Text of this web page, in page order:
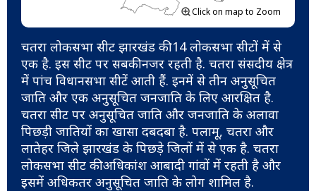
Click on map to Zoom
चतरा लोकसभा सीट झारखंड की 14 लोकसभा सीटों में से
एक है. इस सीट पर सबकी नजर रहती है. चतरा संसदीय क्षेत्र
में पांच विधानसभा सीटें आती हैं. इनमें से तीन अनुसूचित
जाति और एक अनुसूचित जनजाति के लिए आरक्षित है.
चतरा सीट पर अनुसूचित जाति और जनजाति के अलावा
पिछड़ी जातियों का खासा दबदबा है. पलामू, चतरा और
लातेहर जिले झारखंड के पिछड़े जिलों में से एक है. चतरा
लोकसभा सीट की अधिकांश आबादी गांवों में रहती है और
इसमें अधिकतर अनुसूचित जाति के लोग शामिल है.